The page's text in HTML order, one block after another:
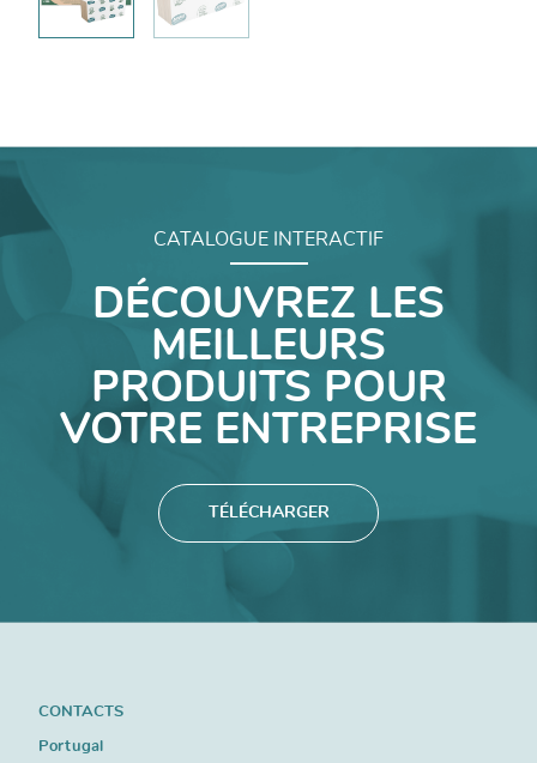
CATALOGUE INTERACTIF
DÉCOUVREZ LES
MEILLEURS
PRODUITS POUR
VOTRE ENTREPRISE
TÉLÉCHARGER
CONTACTS
Portugal